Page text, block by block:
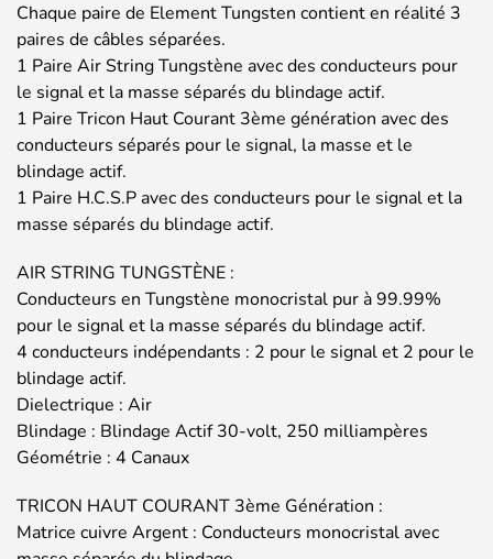
Chaque paire de Element Tungsten contient en réalité 3
paires de câbles séparées.
1 Paire Air String Tungstène avec des conducteurs pour
le signal et la masse séparés du blindage actif.
1 Paire Tricon Haut Courant 3ème génération avec des
conducteurs séparés pour le signal, la masse et le
blindage actif.
1 Paire H.C.S.P avec des conducteurs pour le signal et la
masse séparés du blindage actif.
AIR STRING TUNGSTÈNE :
Conducteurs en Tungstène monocristal pur à 99.99%
pour le signal et la masse séparés du blindage actif.
4 conducteurs indépendants : 2 pour le signal et 2 pour le
blindage actif.
Dielectrique : Air
Blindage : Blindage Actif 30-volt, 250 milliampères
Géométrie : 4 Canaux
TRICON HAUT COURANT 3ème Génération :
Matrice cuivre Argent : Conducteurs monocristal avec